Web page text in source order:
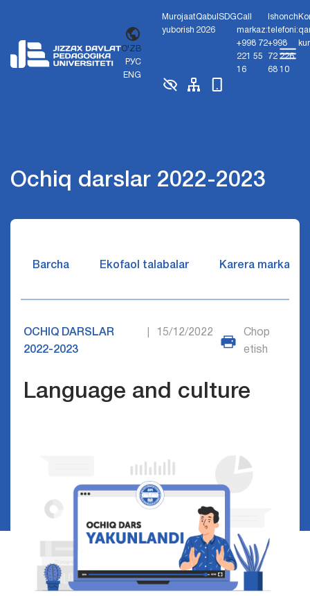
O'ZB
РУС
ENG
Murojaat
yuborish
Qabul
2026
SDGCall
markaz:
+998 72
221 55
16
Ishonch
telefoni:
+998
72 226
68 10
Ochiq darslar 2022-2023
Barcha Ekofaol talabalar Karera markazi
OCHIQ DARSLAR
2022-2023
15/12/2022
Chop
etish
Language and culture